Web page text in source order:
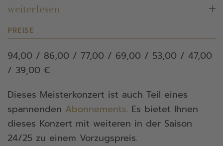
weiterlesen
PREISE
94,00 / 86,00 / 77,00 / 69,00 / 53,00 / 47,00
/ 39,00 €
Dieses Meisterkonzert ist auch Teil eines
spannenden Abonnements. Es bietet Ihnen
dieses Konzert mit weiteren in der Saison
24/25 zu einem Vorzugspreis.